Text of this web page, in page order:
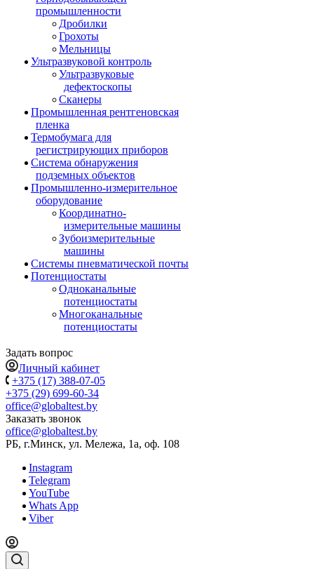
промышленности
Дробилки
Грохоты
Мельницы
Ультразвуковой контроль
Ультразвуковые
дефектоскопы
Сканеры
Промышленная рентгеновская
пленка
Термобумага для
регистрирующих приборов
Система обнаружения
подземных объектов
Промышленно-измерительное
оборудование
Координатно-
измерительные машины
Зубоизмерительные
машины
Системы пневматической почты
Потенциостаты
Одноканальные
потенциостаты
Многоканальные
потенциостаты
Задать вопрос
Личный кабинет
+375 (17) 388-07-05
+375 (29) 699-60-34
office@globaltest.by
Заказать звонок
office@globaltest.by
РБ, г.Минск, ул. Мележа, 1а, оф. 108
Instagram
Telegram
YouTube
Whats App
Viber